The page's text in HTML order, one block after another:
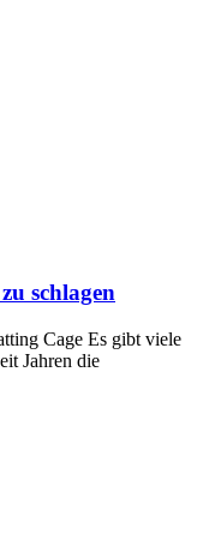
schlagen
Cage Es gibt viele
Jahren die